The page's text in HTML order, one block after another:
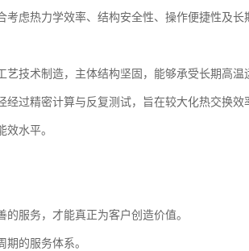
考虑热力学效率、结构安全性、操作便捷性及
艺技术制造，主体结构坚固，能够承受长期高温
经过精密计算与反复测试，旨在较大化热交换
水平。
服务，才能真正为客户创造价值。
期的服务体系。